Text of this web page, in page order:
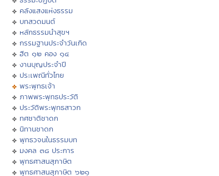
คลังแสงแห่งธรรม
บทสวดมนต์
หลักธรรมนำสุขฯ
กรรมฐานประจำวันเกิด
ฮีต ๑๒ คอง ๑๔
งานบุญประจำปี
ประเพณีทั่วไทย
พระพุทธเจ้า
ภาพพระพุทธประวัติ
ประวัติพระพุทธสาวก
ทศชาติชาดก
นิทานชาดก
พุทธวจนในธรรมบท
มงคล ๓๘ ประการ
พุทธศาสนสุภาษิต
พุทธศาสนสุภาษิต ๖๒๑